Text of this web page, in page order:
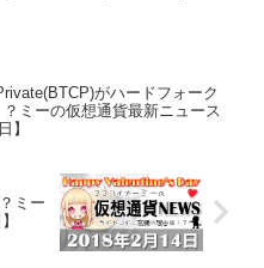
ーシーがBTCフォーセット
を復活へ
がハードフォーク
ミーの仮想通貨最新ニュース
】
ミー